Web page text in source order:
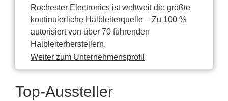
Rochester Electronics ist weltweit die größte
kontinuierliche Halbleiterquelle – Zu 100 %
autorisiert von über 70 führenden
Halbleiterherstellern.
Weiter zum Unternehmensprofil
Top-Aussteller